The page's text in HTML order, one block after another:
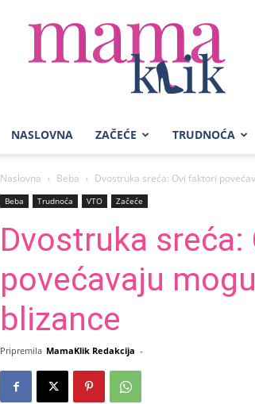
Mama
NASLOVNA ZAČEĆE TRUDNOĆA
Naslovna Beba Dvostruka sreća: Ovi faktori
Beba Trudnoća VTO Začeće
Dvostruka
povećavaju
blizance
Pripremila MamaKlik Redakcija -